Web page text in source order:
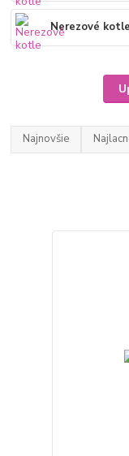
Nerezové kotle
Najnovšie